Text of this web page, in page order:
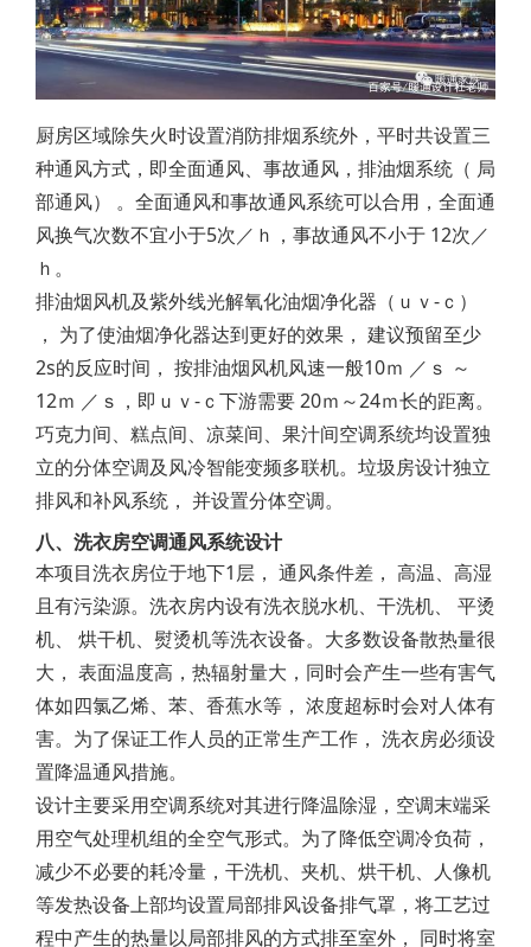
厨房区域除失火时设置消防排烟系统外，平时共设置三
种通风方式，即全面通风、事故通风，排油烟系统（ 局
部通风） 。全面通风和事故通风系统可以合用，全面通
风换气次数不宜小于5次／ｈ，事故通风不小于 12次／
ｈ。
排油烟风机及紫外线光解氧化油烟净化器（ｕｖ-ｃ）
， 为了使油烟净化器达到更好的效果， 建议预留至少
2s的反应时间， 按排油烟风机风速一般10ｍ ／ｓ ～
12ｍ ／ｓ，即ｕｖ-ｃ下游需要 20ｍ～24ｍ长的距离。
巧克力间、糕点间、凉菜间、果汁间空调系统均设置独
立的分体空调及风冷智能变频多联机。垃圾房设计独立
排风和补风系统， 并设置分体空调。
八、洗衣房空调通风系统设计
本项目洗衣房位于地下1层， 通风条件差， 高温、高湿
且有污染源。洗衣房内设有洗衣脱水机、干洗机、 平烫
机、 烘干机、熨烫机等洗衣设备。大多数设备散热量很
大， 表面温度高，热辐射量大，同时会产生一些有害气
体如四氯乙烯、苯、香蕉水等， 浓度超标时会对人体有
害。为了保证工作人员的正常生产工作， 洗衣房必须设
置降温通风措施。
设计主要采用空调系统对其进行降温除湿，空调末端采
用空气处理机组的全空气形式。为了降低空调冷负荷，
减少不必要的耗冷量，干洗机、夹机、烘干机、人像机
等发热设备上部均设置局部排风设备排气罩，将工艺过
程中产生的热量以局部排风的方式排至室外， 同时将室